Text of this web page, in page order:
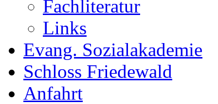
Fachliteratur
Links
Evang. Sozialakademie
Schloss Friedewald
Anfahrt